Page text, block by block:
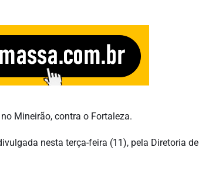
Mineirão, contra o Fortaleza.
nesta terça-feira (11), pela Diretoria de